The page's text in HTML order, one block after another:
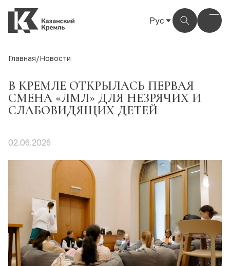
Рус
Главная/Новости
В КРЕМЛЕ ОТКРЫЛАСЬ ПЕРВАЯ
СМЕНА «ЛМЛ» ДЛЯ НЕЗРЯЧИХ И
СЛАБОВИДЯЩИХ ДЕТЕЙ
02.06.2026